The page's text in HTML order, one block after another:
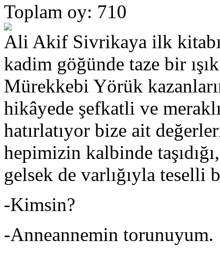
Toplam oy: 710
Ali Akif Sivrikaya ilk
kadim göğünde taze bir
Mürekkebi Yörük
hikâyede şefkatli ve
hatırlatıyor bize ait
hepimizin kalbinde
gelsek de varlığıyla
-Kimsin?
-Anneannemin torunuyum.